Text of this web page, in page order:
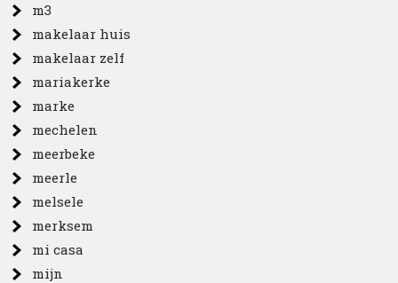
m3
makelaar huis
makelaar zelf
mariakerke
marke
mechelen
meerbeke
meerle
melsele
merksem
mi casa
mijn